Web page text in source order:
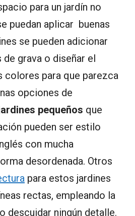
para un jardín no
puedan aplicar buenas
se pueden adicionar
grava o diseñar el
colores para que parezca
opciones de
pequeños que
pueden ser estilo
con mucha
desordenada. Otros
para estos jardines
rectas, empleando la
descuidar ningún detalle.